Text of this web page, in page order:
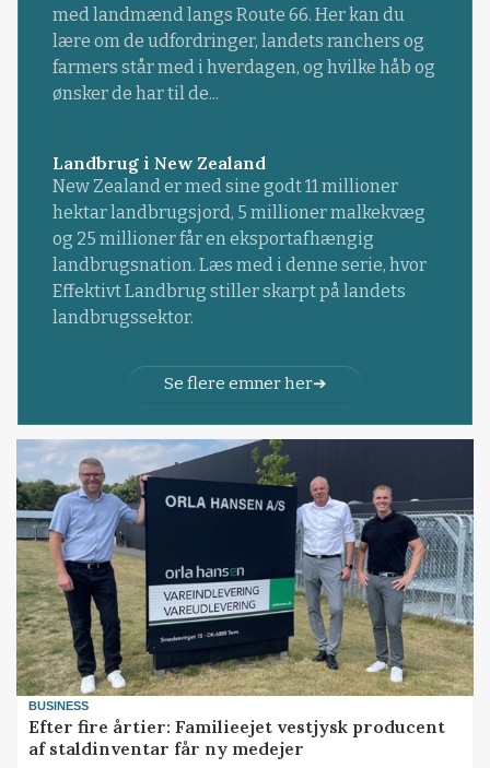
med landmænd langs Route 66. Her kan du
lære om de udfordringer, landets ranchers og
farmers står med i hverdagen, og hvilke håb og
ønsker de har til de...
Landbrug i New Zealand
New Zealand er med sine godt 11 millioner
hektar landbrugsjord, 5 millioner malkekvæg
og 25 millioner får en eksportafhængig
landbrugsnation. Læs med i denne serie, hvor
Effektivt Landbrug stiller skarpt på landets
landbrugssektor.
Se flere emner her
BUSINESS
Efter fire årtier: Familieejet vestjysk producent
af staldinventar får ny medejer